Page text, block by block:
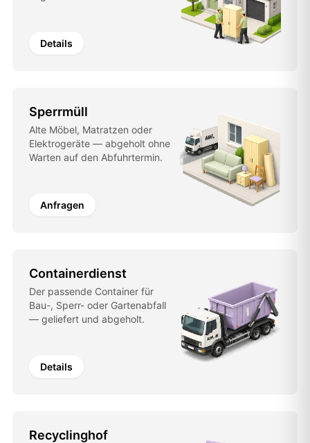
Details
Sperrmüll
Alte Möbel, Matratzen oder
Elektrogeräte — abgeholt ohne
Warten auf den Abfuhrtermin.
Anfragen
Containerdienst
Der passende Container für
Bau-, Sperr- oder Gartenabfall
— geliefert und abgeholt.
Details
Recyclinghof